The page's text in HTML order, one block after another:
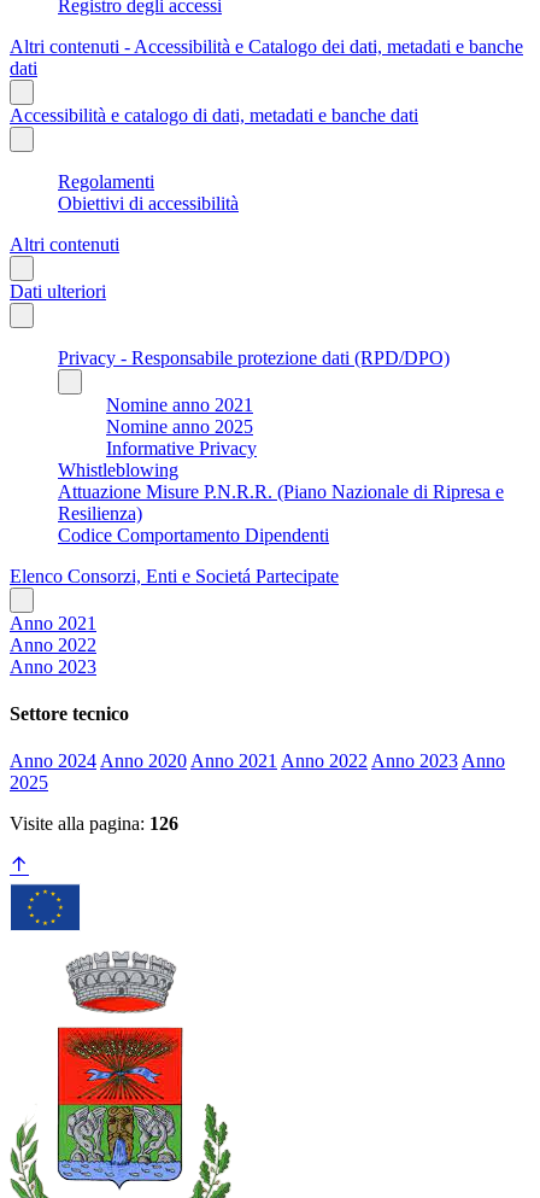
Registro degli accessi
Altri contenuti - Accessibilità e Catalogo dei dati, metadati e banche
dati
Accessibilità e catalogo di dati, metadati e banche dati
Regolamenti
Obiettivi di accessibilità
Altri contenuti
Dati ulteriori
Privacy - Responsabile protezione dati (RPD/DPO)
Nomine anno 2021
Nomine anno 2025
Informative Privacy
Whistleblowing
Attuazione Misure P.N.R.R. (Piano Nazionale di Ripresa e
Resilienza)
Codice Comportamento Dipendenti
Elenco Consorzi, Enti e Societá Partecipate
Anno 2021
Anno 2022
Anno 2023
Settore tecnico
Anno 2024 Anno 2020 Anno 2021 Anno 2022 Anno 2023 Anno
2025
Visite alla pagina: 126